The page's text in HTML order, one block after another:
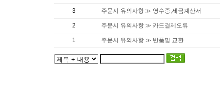
3 주문시 유의사항 ≫ 영수증,세금계산서
2 주문시 유의사항 ≫ 카드결제오류
1 주문시 유의사항 ≫ 반품및 교환